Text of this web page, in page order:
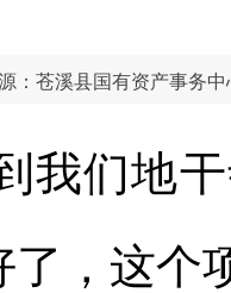
：苍溪县国有资产事务中
我们地
了，这个